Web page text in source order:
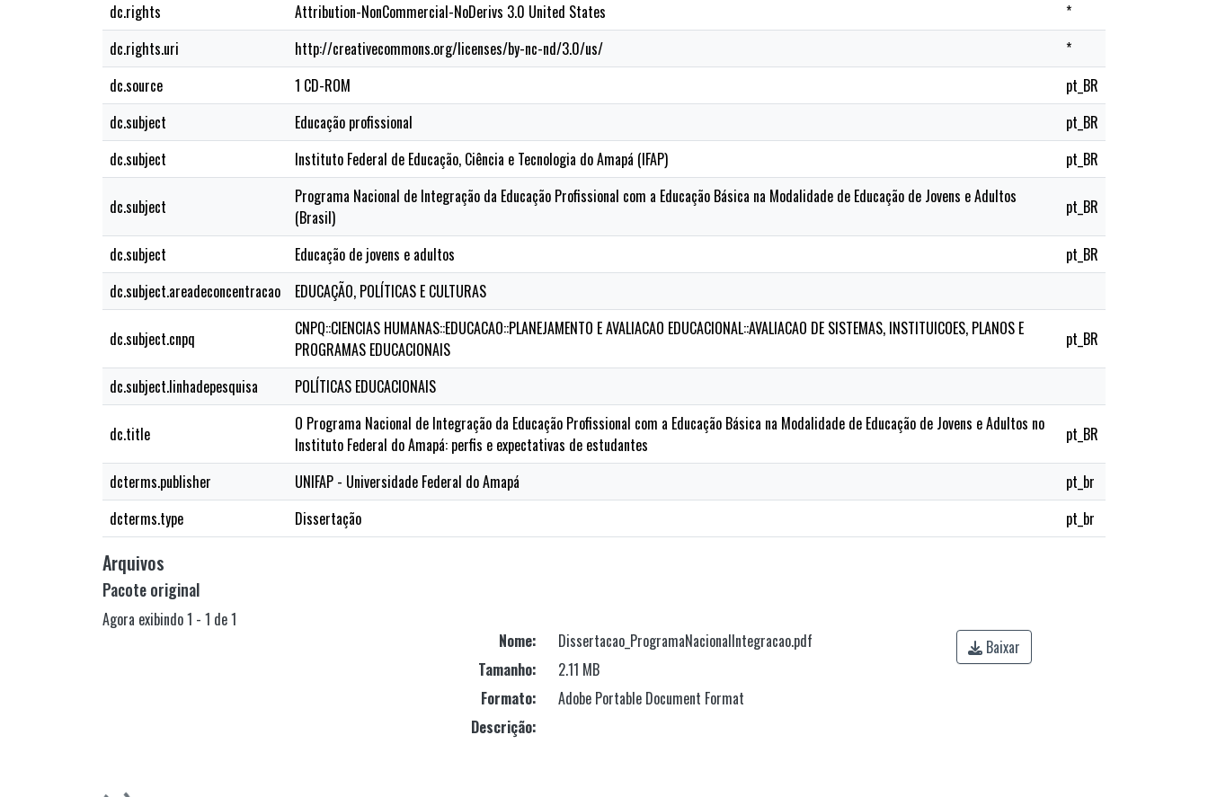
dc.rights
Attribution-NonCommercial-NoDerivs 3.0 United States
*
dc.rights.uri
http://creativecommons.org/licenses/by-nc-nd/3.0/us/
*
dc.source
1 CD-ROM
pt_BR
dc.subject
Educação profissional
pt_BR
dc.subject
Instituto Federal de Educação, Ciência e Tecnologia do Amapá (IFAP) pt_BR
dc.subject
Programa Nacional de Integração da Educação Profissional com a Educação Básica na Modalidade de Educação de Jovens e Adultos
(Brasil)
pt_BR
dc.subject Educação de jovens e adultos
pt_BR
dc.subject.areadeconcentracao
EDUCAÇÃO, POLÍTICAS E CULTURAS
dc.subject.cnpq
CNPQ::CIENCIAS HUMANAS::EDUCACAO::PLANEJAMENTO E AVALIACAO EDUCACIONAL::AVALIACAO DE SISTEMAS, INSTITUICOES, PLANOS E
PROGRAMAS EDUCACIONAIS
pt_BR
dc.subject.linhadepesquisa POLÍTICAS EDUCACIONAIS
dc.title
O Programa Nacional de Integração da Educação Profissional com a Educação Básica na Modalidade de Educação de Jovens e Adultos no
Instituto Federal do Amapá: perfis e expectativas de estudantes
pt_BR
dcterms.publisher UNIFAP - Universidade Federal do Amapá
pt_br
dcterms.type
Dissertação pt_br
Arquivos
Pacote original
Agora exibindo1 - 1 de 1
Nome:
Dissertacao_ProgramaNacionalIntegracao.pdf
Tamanho:
2.11 MB
Formato:
Adobe Portable Document Format
Descrição:
Baixar